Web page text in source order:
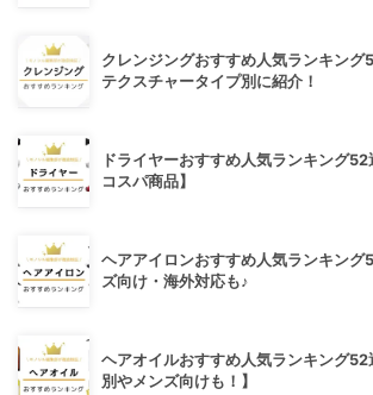
クレンジングおすすめ人気ランキング
テクスチャータイプ別に紹介！
ドライヤーおすすめ人気ランキング52
コスパ商品】
ヘアアイロンおすすめ人気ランキング
ズ向け・海外対応も♪
ヘアオイルおすすめ人気ランキング
別やメンズ向けも！】